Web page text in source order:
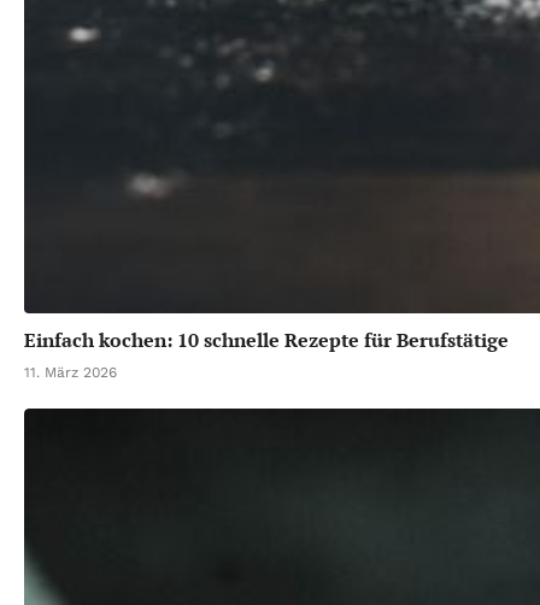
Einfach kochen: 10 schnelle Rezepte für Berufstätige
11. März 2026